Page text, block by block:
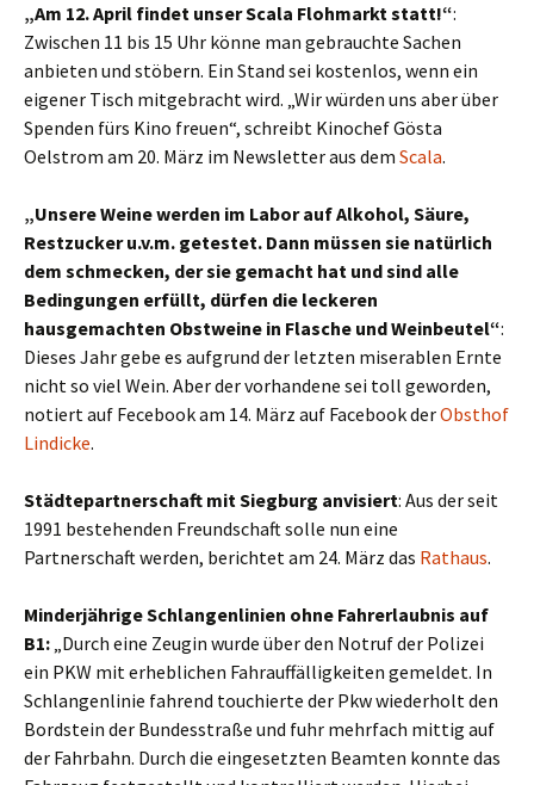
„Am 12. April findet unser Scala Flohmarkt statt!“:
Zwischen 11 bis 15 Uhr könne man gebrauchte Sachen
anbieten und stöbern. Ein Stand sei kostenlos, wenn ein
eigener Tisch mitgebracht wird. „Wir würden uns aber über
Spenden fürs Kino freuen“, schreibt Kinochef Gösta
Oelstrom am 20. März im Newsletter aus dem Scala.
„Unsere Weine werden im Labor auf Alkohol, Säure,
Restzucker u.v.m. getestet. Dann müssen sie natürlich
dem schmecken, der sie gemacht hat und sind alle
Bedingungen erfüllt, dürfen die leckeren
hausgemachten Obstweine in Flasche und Weinbeutel“:
Dieses Jahr gebe es aufgrund der letzten miserablen Ernte
nicht so viel Wein. Aber der vorhandene sei toll geworden,
notiert auf Fecebook am 14. März auf Facebook derObsthof
Lindicke.
Städtepartnerschaft mit Siegburg anvisiert: Aus der seit
1991 bestehenden Freundschaft solle nun eine
Partnerschaft werden, berichtet am 24. März das Rathaus.
Minderjährige Schlangenlinien ohne Fahrerlaubnis auf
B1: „Durch eine Zeugin wurde über den Notruf der Polizei
ein PKW mit erheblichen Fahrauffälligkeiten gemeldet. In
Schlangenlinie fahrend touchierte der Pkw wiederholt den
Bordstein der Bundesstraße und fuhr mehrfach mittig auf
der Fahrbahn. Durch die eingesetzten Beamten konnte das